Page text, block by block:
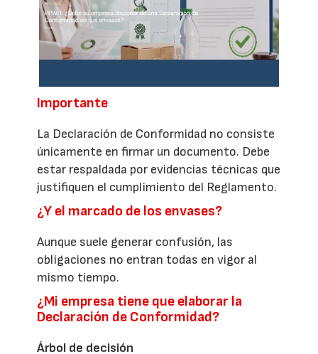
Importante
La Declaración de Conformidad no consiste
únicamente en firmar un documento. Debe
estar respaldada por evidencias técnicas que
justifiquen el cumplimiento del Reglamento.
¿Y el marcado de los envases?
Aunque suele generar confusión, las
obligaciones no entran todas en vigor al
mismo tiempo.
¿Mi empresa tiene que elaborar la
Declaración de Conformidad?
Árbol de decisión